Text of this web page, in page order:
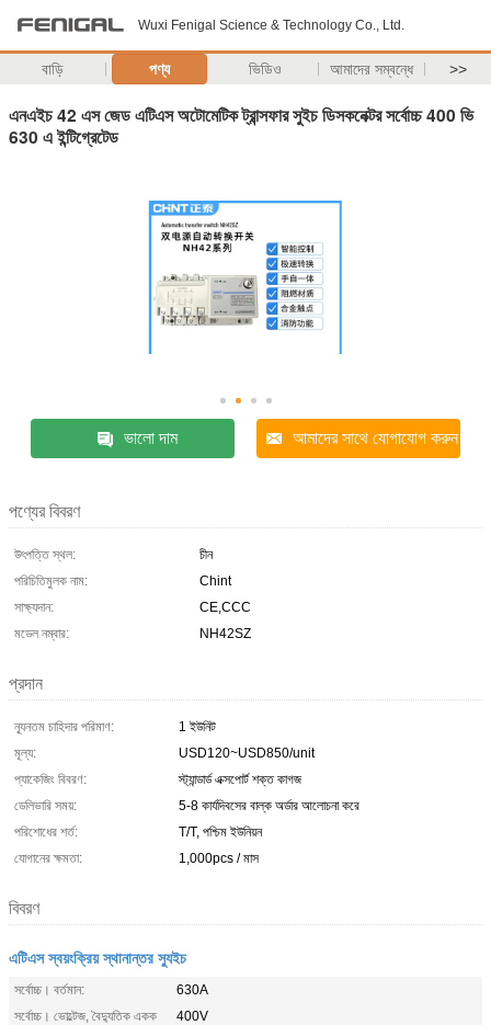
Wuxi Fenigal Science & Technology Co., Ltd.
বাড়ি পণ্য ভিডিও আমাদের সম্বন্ধে >>
এনএইচ 42 এস জেড এটিএস অটোমেটিক ট্রান্সফার সুইচ ডিসকনেক্টর সর্বোচ্চ 400 ভি
630 এ ইন্টিগ্রেটেড
ভালো দাম আমাদের সাথে যোগাযোগ করুন
পণ্যের বিবরণ
উৎপত্তি স্থল:
চীন
পরিচিতিমুলক নাম:
Chint
সাক্ষ্যদান:
CE,CCC
মডেল নম্বার:
NH42SZ
প্রদান
ন্যূনতম চাহিদার পরিমাণ:
1 ইউনিট
মূল্য:
USD120~USD850/unit
প্যাকেজিং বিবরণ:
স্ট্যান্ডার্ড এক্সপোর্ট শক্ত কাগজ
ডেলিভারি সময়:
5-8 কার্যদিবসের বাল্ক অর্ডার আলোচনা করে
পরিশোধের শর্ত:
T/T, পশ্চিম ইউনিয়ন
যোগানের ক্ষমতা:
1,000pcs / মাস
বিবরণ
এটিএস স্বয়ংক্রিয় স্থানান্তর স্যুইচ
সর্বোচ্চ। বর্তমান:
630A
সর্বোচ্চ। ভোল্টেজ, বৈদ্যুতিক একক
400V